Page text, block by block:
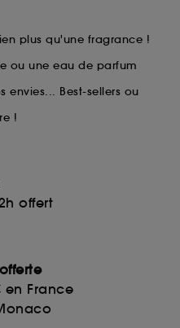
plus qu'une fragrance !
ou une eau de parfum
envies... Best-sellers ou
!
offert
France